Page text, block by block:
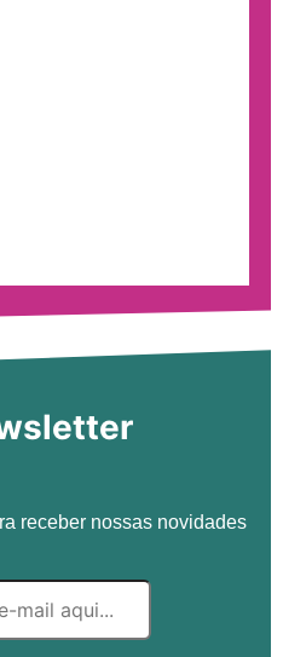
receber nossas novidades